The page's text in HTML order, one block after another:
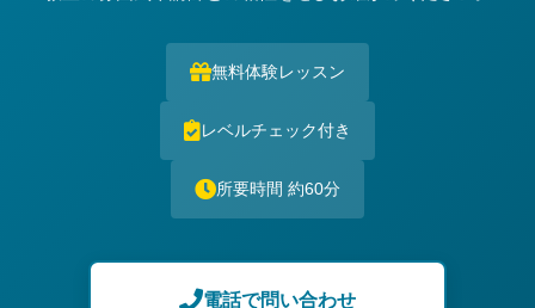
無料体験レッスン
レベルチェック付き
所要時間 約60分
電話で問い合わせ